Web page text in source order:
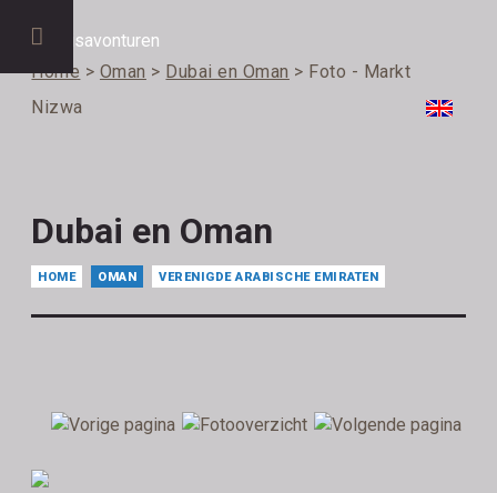
Home > Oman > Dubai en Oman > Foto - Markt
Nizwa
Dubai en Oman
HOME OMAN VERENIGDE ARABISCHE EMIRATEN